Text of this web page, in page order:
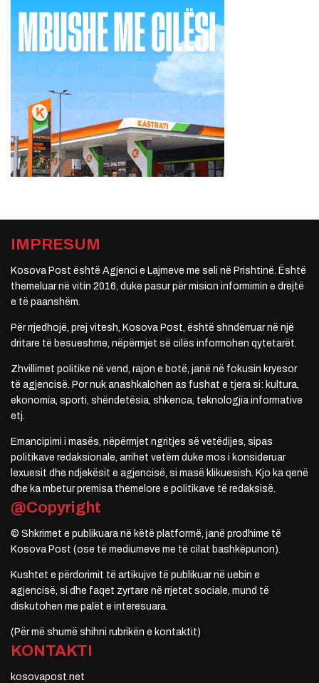
IMPRESUM
Kosova Post është Agjenci e Lajmeve me seli në Prishtinë. Është
themeluar në vitin 2016, duke pasur për mision informimin e drejtë
e të paanshëm.
Për rrjedhojë, prej vitesh, Kosova Post, është shndërruar në një
dritare të besueshme, nëpërmjet së cilës informohen qytetarët.
Zhvillimet politike në vend, rajon e botë, janë në fokusin kryesor
të agjencisë. Por nuk anashkalohen as fushat e tjera si: kultura,
ekonomia, sporti, shëndetësia, shkenca, teknologjia informative
etj.
Emancipimi i masës, nëpërmjet ngritjes së vetëdijes, sipas
politikave redaksionale, arrihet vetëm duke mos i konsideruar
lexuesit dhe ndjekësit e agjencisë, si masë klikuesish. Kjo ka qenë
dhe ka mbetur premisa themelore e politikave të redaksisë.
@Copyright
© Shkrimet e publikuara në këtë platformë, janë prodhime të
Kosova Post (ose të mediumeve me të cilat bashkëpunon).
Kushtet e përdorimit të artikujve të publikuar në uebin e
agjencisë, si dhe faqet zyrtare në rrjetet sociale, mund të
diskutohen me palët e interesuara.
(Për më shumë shihni rubrikën e kontaktit)
KONTAKTI
kosovapost.net